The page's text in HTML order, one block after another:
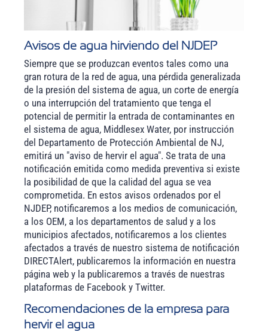
Avisos de agua hirviendo del NJDEP
Siempre que se produzcan eventos tales como una
gran rotura de la red de agua, una pérdida generalizada
de la presión del sistema de agua, un corte de energía
o una interrupción del tratamiento que tenga el
potencial de permitir la entrada de contaminantes en
el sistema de agua, Middlesex Water, por instrucción
del Departamento de Protección Ambiental de NJ,
emitirá un "aviso de hervir el agua". Se trata de una
notificación emitida como medida preventiva si existe
la posibilidad de que la calidad del agua se vea
comprometida. En estos avisos ordenados por el
NJDEP, notificaremos a los medios de comunicación,
a los OEM, a los departamentos de salud y a los
municipios afectados, notificaremos a los clientes
afectados a través de nuestro sistema de notificación
DIRECTAlert, publicaremos la información en nuestra
página web y la publicaremos a través de nuestras
plataformas de Facebook y Twitter.
Recomendaciones de la empresa para
hervir el agua